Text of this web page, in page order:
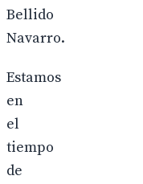
Bellido
Navarro.
Estamos
en
el
tiempo
de